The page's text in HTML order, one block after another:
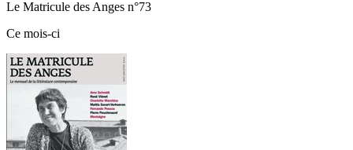
Le Matricule des Anges n°73
Ce mois-ci